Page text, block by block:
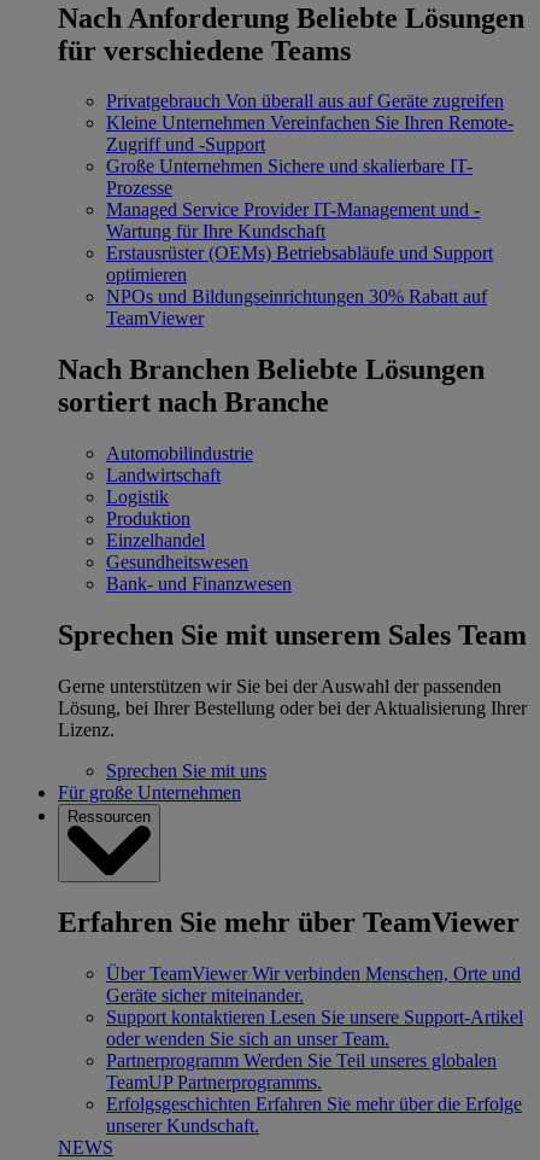
Nach Anforderung Beliebte Lösungen
für verschiedene Teams
Privatgebrauch Von überall aus auf Geräte zugreifen
Kleine Unternehmen Vereinfachen Sie Ihren Remote-
Zugriff und -Support
Große Unternehmen Sichere und skalierbare IT-
Prozesse
Managed Service Provider IT-Management und -
Wartung für Ihre Kundschaft
Erstausrüster (OEMs) Betriebsabläufe und Support
optimieren
NPOs und Bildungseinrichtungen 30% Rabatt auf
TeamViewer
Nach Branchen Beliebte Lösungen
sortiert nach Branche
Automobilindustrie
Landwirtschaft
Logistik
Produktion
Einzelhandel
Gesundheitswesen
Bank- und Finanzwesen
Sprechen Sie mit unserem Sales Team
Gerne unterstützen wir Sie bei der Auswahl der passenden
Lösung, bei Ihrer Bestellung oder bei der Aktualisierung Ihrer
Lizenz.
Sprechen Sie mit uns
Für große Unternehmen
Ressourcen
Erfahren Sie mehr über TeamViewer
Über TeamViewer Wir verbinden Menschen, Orte und
Geräte sicher miteinander.
Support kontaktieren Lesen Sie unsere Support-Artikel
oder wenden Sie sich an unser Team.
Partnerprogramm Werden Sie Teil unseres globalen
TeamUP Partnerprogramms.
Erfolgsgeschichten Erfahren Sie mehr über die Erfolge
unserer Kundschaft.
NEWS